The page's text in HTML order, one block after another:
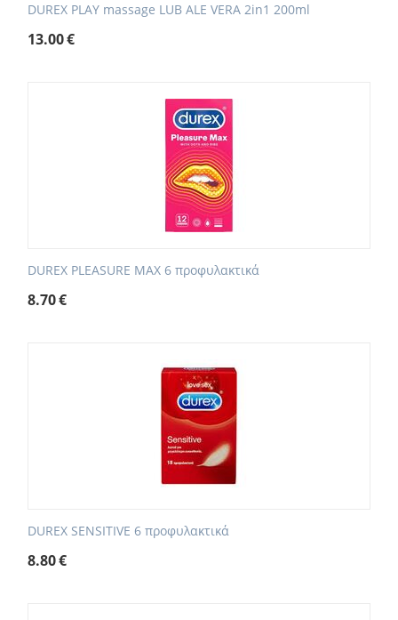
DUREX PLAY massage LUB ALE VERA 2in1 200ml
13.00€
DUREX PLEASURE MAX 6 προφυλακτικά
8.70€
DUREX SENSITIVE 6 προφυλακτικά
8.80€